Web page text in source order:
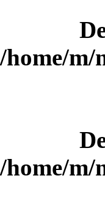
/home/m/
/home/m/